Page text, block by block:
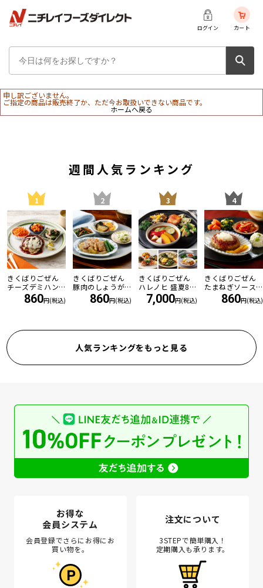
ログイン カート
申し訳ございません。
ご指定の商品は販売終了か、ただ今お取扱いできない商品です。
ホームへ戻る
週間人気ランキング
1
きくばりごぜん
チーズデミハン
バーグ860円(税込)
2
きくばりごぜん
豚肉のしょうが
860円(税込)
3
きくばりごぜん
ハレノヒ 盛夏8食
セット ・2026年
7月7,000円(税込)
4
きくばりごぜん
たまねぎソース
の和風ハンバー
860円(税込)
人気ランキングをもっと見る
お得な
会員システム
会員登録でさらにお得にお
買い物を。
注文について
3STEPで簡単購入！
定期購入も承ります。